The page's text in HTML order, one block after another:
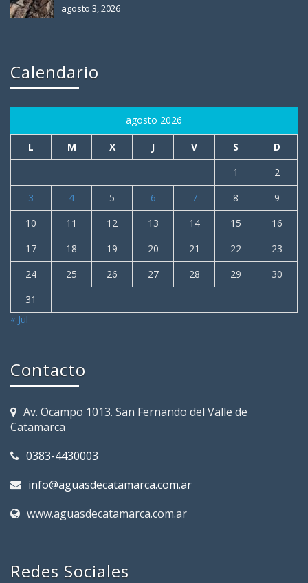
agosto 3, 2026
Calendario
agosto 2026
L M X J V S
D
1
2
3
4 5 6 7 8
9
10
11 12 13 14 15
16
17
18 19 20 21 22
23
24
25 26 27 28 29
30
31
« Jul
Contacto
Av. Ocampo 1013. San Fernando del Valle de
Catamarca
0383-4430003
info@aguasdecatamarca.com.ar
www.aguasdecatamarca.com.ar
Redes Sociales